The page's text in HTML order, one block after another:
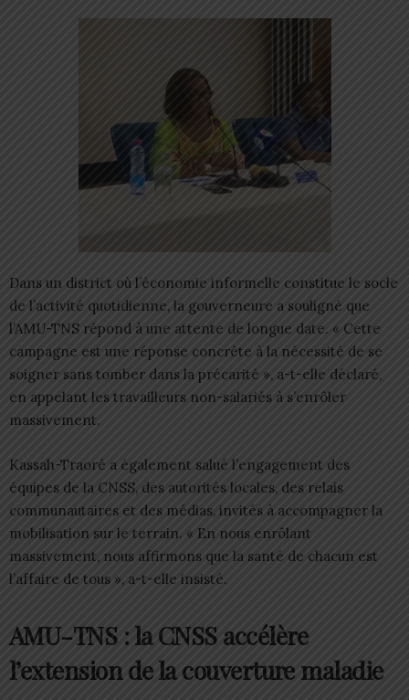
Dans un district où l’économie informelle constitue le socle
de l’activité quotidienne, la gouverneure a souligné que
l’AMU-TNS répond à une attente de longue date. « Cette
campagne est une réponse concrète à la nécessité de se
soigner sans tomber dans la précarité », a-t-elle déclaré,
en appelant les travailleurs non-salariés à s’enrôler
massivement.
Kassah-Traoré a également salué l’engagement des
équipes de la CNSS, des autorités locales, des relais
communautaires et des médias, invités à accompagner la
mobilisation sur le terrain. « En nous enrôlant
massivement, nous affirmons que la santé de chacun est
l’affaire de tous », a-t-elle insisté.
AMU-TNS : la CNSS accélère
l’extension de la couverture maladie